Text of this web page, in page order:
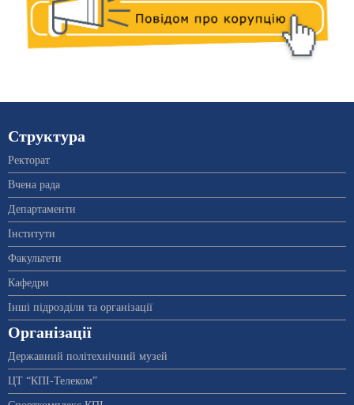
Структура
Ректорат
Вчена рада
Департаменти
Інститути
Факультети
Кафедри
Інші підрозділи та організації
Організації
Державний політехнічний музей
ЦТ “КПІ-Телеком”